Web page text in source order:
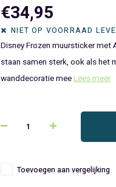
€34,95
NIET OP VOORRAAD
Disney Frozen muursticker met
staan samen sterk, ook als
wanddecoratie meeLees meer
Toevoegen aan vergelijking